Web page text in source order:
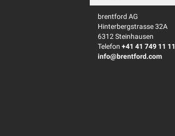
brentford AG
Hinterbergstrasse 32A
6312 Steinhausen
Telefon +41 41 749 11 11
info@brentford.com